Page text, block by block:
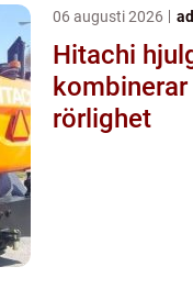
06 augusti 2026
Hitachi
rörlighet